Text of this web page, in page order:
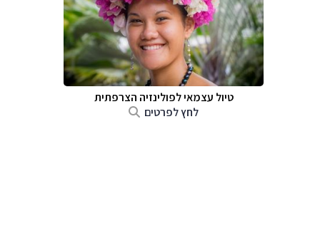
טיול עצמאי לפולינזיה הצרפתית
לחץ לפרטים